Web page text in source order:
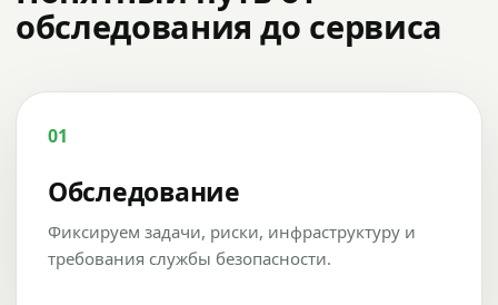
обследования до сервиса
01
Обследование
Фиксируем задачи, риски, инфраструктуру и
требования службы безопасности.